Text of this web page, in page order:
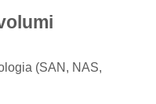
(SAN, NAS,